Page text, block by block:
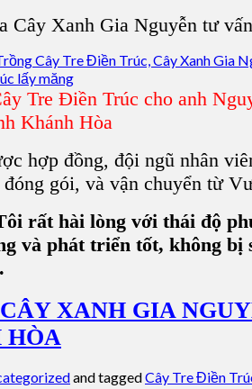
Cây Xanh Gia Nguyễn tư
Tre Điền Trúc cho anh
Khánh Hòa
hợp đồng, đội ngũ nhân
gói, và vận chuyển từ
rất hài lòng với thái độ
và phát triển tốt, không bị
XANH GIA
HÒA
and taggedCây Tre Điền